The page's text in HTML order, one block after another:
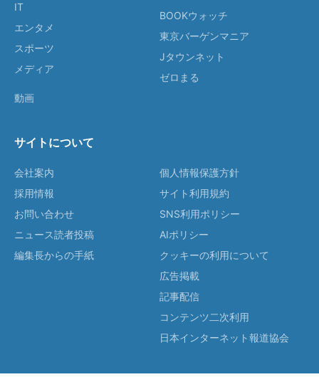
IT
エンタメ
スポーツ
メディア
動画
BOOKウォッチ
東京バーゲンマニア
Jタウンネット
ゼロまる
サイトについて
会社案内
採用情報
お問い合わせ
ニュース読者投稿
編集長からの手紙
個人情報保護方針
サイト利用規約
SNS利用ポリシー
AIポリシー
クッキーの利用について
広告掲載
記事配信
コンテンツ二次利用
日本インターネット報道協会